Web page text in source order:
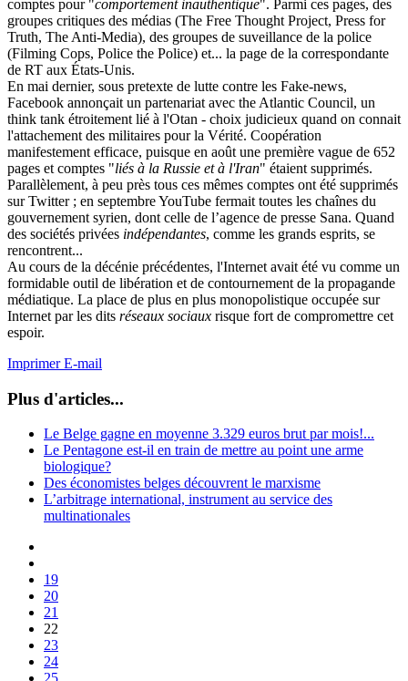
comptes pour "comportement inauthentique". Parmi ces pages, des
groupes critiques des médias (The Free Thought Project, Press for
Truth, The Anti-Media), des groupes de suveillance de la police
(Filming Cops, Police the Police) et... la page de la correspondante
de RT aux États-Unis.
En mai dernier, sous pretexte de lutte contre les Fake-news,
Facebook annonçait un partenariat avec the Atlantic Council, un
think tank étroitement lié à l'Otan - choix judicieux quand on connait
l'attachement des militaires pour la Vérité. Coopération
manifestement efficace, puisque en août une première vague de 652
pages et comptes "liés à la Russie et à l'Iran" étaient supprimés.
Parallèlement, à peu près tous ces mêmes comptes ont été supprimés
sur Twitter ; en septembre YouTube fermait toutes les chaînes du
gouvernement syrien, dont celle de l’agence de presse Sana. Quand
des sociétés privées indépendantes, comme les grands esprits, se
rencontrent...
Au cours de la décénie précédentes, l'Internet avait été vu comme un
formidable outil de libération et de contournement de la propagande
médiatique. La place de plus en plus monopolistique occupée sur
Internet par les dits réseaux sociaux risque fort de compromettre cet
espoir.
ImprimerE-mail
Plus d'articles...
Le Belge gagne en moyenne 3.329 euros brut par mois!...
Le Pentagone est-il en train de mettre au point une arme
biologique?
Des économistes belges découvrent le marxisme
L’arbitrage international, instrument au service des
multinationales
19
20
21
22
23
24